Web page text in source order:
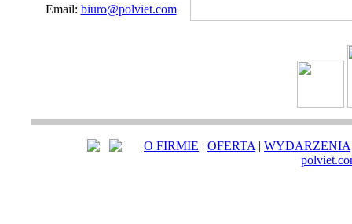
Email: biuro@polviet.com
O FIRMIE | OFERTA | WYDARZENIA